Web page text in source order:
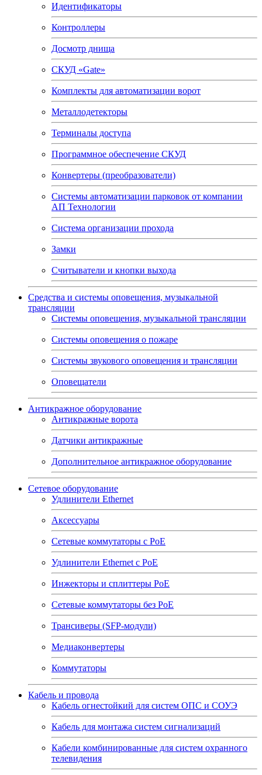
Идентификаторы
Контроллеры
Досмотр днища
СКУД «Gate»
Комплекты для автоматизации ворот
Металлодетекторы
Терминалы доступа
Программное обеспечение СКУД
Конвертеры (преобразователи)
Системы автоматизации парковок от компании
АП Технологии
Система организации прохода
Замки
Считыватели и кнопки выхода
Средства и системы оповещения, музыкальной
трансляции
Системы оповещения, музыкальной трансляции
Системы оповещения о пожаре
Системы звукового оповещения и трансляции
Оповещатели
Антикражное оборудование
Антикражные ворота
Датчики антикражные
Дополнительное антикражное оборудование
Сетевое оборудование
Удлинители Ethernet
Аксессуары
Сетевые коммутаторы с РоЕ
Удлинители Ethernet с PoE
Инжекторы и сплиттеры РоЕ
Сетевые коммутаторы без РоЕ
Трансиверы (SFP-модули)
Медиаконвертеры
Коммутаторы
Кабель и провода
Кабель огнестойкий для систем ОПС и СОУЭ
Кабель для монтажа систем сигнализаций
Кабели комбинированные для систем охранного
телевидения